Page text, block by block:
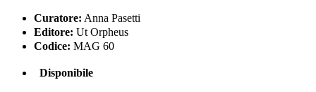
Curatore: Anna Pasetti
Editore: Ut Orpheus
Codice: MAG 60
Disponibile